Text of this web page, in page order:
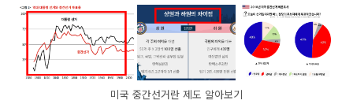
미국 중간선거란 제도 알아보기